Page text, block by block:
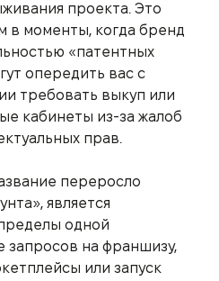
проекта. Это
в моменты, когда бренд
«патентных
опередить вас с
требовать выкуп или
кабинеты из-за жалоб
прав.
переросло
является
одной
запросов на франшизу,
или запуск